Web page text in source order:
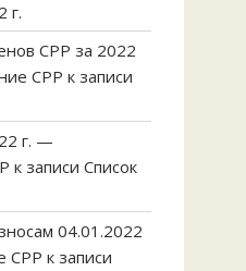
г.
СРР за 2022
СРР к записи
г. —
к записи Список
04.01.2022
СРР к записи